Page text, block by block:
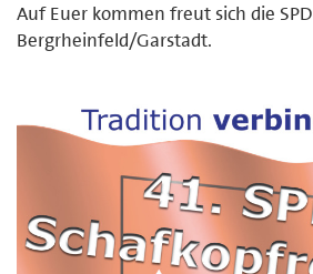
Auf Euer kommen freut sich die SPD
Bergrheinfeld/Garstadt.